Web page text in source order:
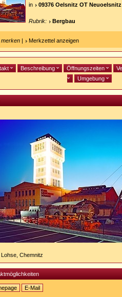
in
09376 Oelsnitz OT Neuoelsnitz
Rubrik: Bergbau
merken | Merkzettel anzeigen
Beschreibung Öffnungszeiten
Umgebung
Chemnitz
E-Mail